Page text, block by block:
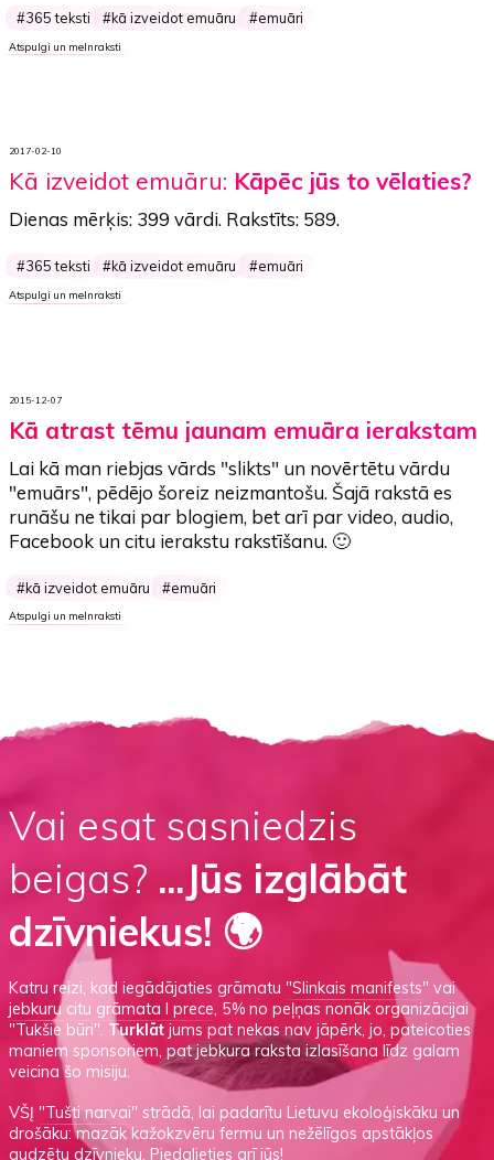
365 teksti kā izveidot emuāru emuāri
Atspulgi un melnraksti
2017-02-10
Kā izveidot emuāru: Kāpēc jūs to vēlaties?
Dienas mērķis: 399 vārdi. Rakstīts: 589.
365 teksti kā izveidot emuāru emuāri
Atspulgi un melnraksti
2015-12-07
Kā atrast tēmu jaunam emuāra ierakstam
Lai kā man riebjas vārds "slikts" un novērtētu vārdu
"emuārs", pēdējo šoreiz neizmantošu. Šajā rakstā es
runāšu ne tikai par blogiem, bet arī par video, audio,
Facebook un citu ierakstu rakstīšanu. 🙂
kā izveidot emuāru emuāri
Atspulgi un melnraksti
Vai esat sasniedzis
beigas? ...Jūs izglābāt
dzīvniekus! 🌍
Katru reizi, kad iegādājaties grāmatu "Slinkais manifests" vai
jebkuru citu grāmata I prece, 5% no peļņas nonāk organizācijai
"Tukšie būri". Turklāt jums pat nekas nav jāpērk, jo, pateicoties
maniem sponsoriem, pat jebkura raksta izlasīšana līdz galam
veicina šo misiju.
VŠĮ "Tušti narvai" strādā, lai padarītu Lietuvu ekoloģiskāku un
drošāku: mazāk kažokzvēru fermu un nežēlīgos apstākļos
audzētu dzīvnieku. Piedalieties arī jūs!